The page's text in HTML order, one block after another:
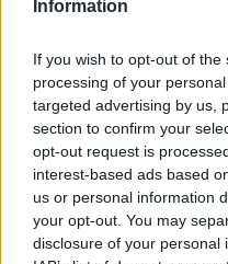
Information
If you wish to opt-out of
processing of your
targeted advertising by us,
section to confirm your
opt-out request is
interest-based ads based
us or personal information
your opt-out. You may
disclosure of your personal
του μηχανοκίνητου
και το εξωτερικό.
Ο Περιφερειάρχης
ΕΚΟ Ράλλυ Ακρόπολις
από ένας κορυφαίος
αθλητισμού. Είναι μια